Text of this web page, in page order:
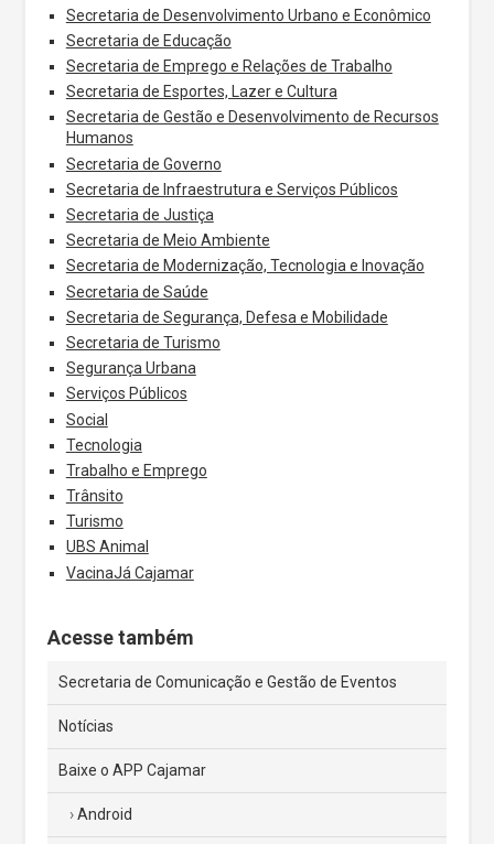
Secretaria de Desenvolvimento Urbano e Econômico
Secretaria de Educação
Secretaria de Emprego e Relações de Trabalho
Secretaria de Esportes, Lazer e Cultura
Secretaria de Gestão e Desenvolvimento de Recursos
Humanos
Secretaria de Governo
Secretaria de Infraestrutura e Serviços Públicos
Secretaria de Justiça
Secretaria de Meio Ambiente
Secretaria de Modernização, Tecnologia e Inovação
Secretaria de Saúde
Secretaria de Segurança, Defesa e Mobilidade
Secretaria de Turismo
Segurança Urbana
Serviços Públicos
Social
Tecnologia
Trabalho e Emprego
Trânsito
Turismo
UBS Animal
VacinaJá Cajamar
Acesse também
Secretaria de Comunicação e Gestão de Eventos
Notícias
Baixe o APP Cajamar
Android